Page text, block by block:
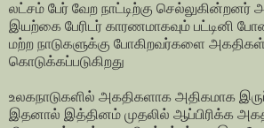
லட்சம் பேர் வேற நாட்டிற்கு செல்லுகின்றனர்
இயற்கை பேரிடர் காரணமாகவும் பட்டினி
மற்ற நாடுகளுக்கு போகிறவர்களை
கொடுக்கப்படுகிறது
உலகநாடுகளில் அகதிகளாக அதிகமாக
இதனால் இத்தினம் முதலில் ஆப்பிரிக்க